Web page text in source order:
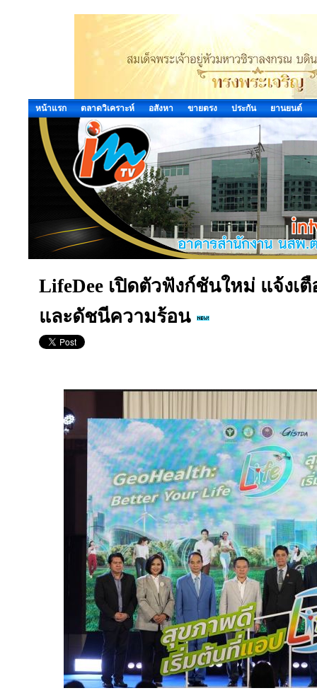
หน้าแรก ตลาดวิเคราะห์ อสังหา ขายตรง ประกัน ยานยนต์
LifeDee เปิดตัวฟังก์ชันใหม่ แจ้งเ
และดัชนีความร้อน